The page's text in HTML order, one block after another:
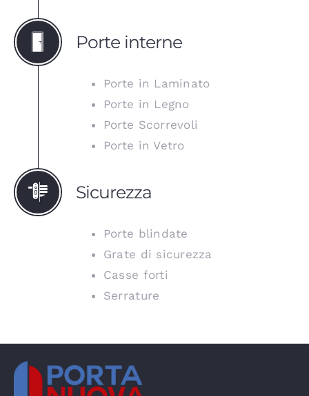
Porte interne
Porte in Laminato
Porte in Legno
Porte Scorrevoli
Porte in Vetro
Sicurezza
Porte blindate
Grate di sicurezza
Casse forti
Serrature